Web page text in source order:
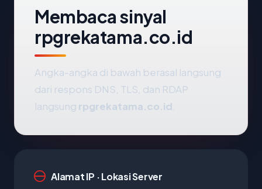
Membaca sinyal
rpgrekatama.co.id
Angka-angka di bawah berasal langsung
dari respons DNS, TLS, dan RDAP
langsung rpgrekatama.co.id
Alamat IP · Lokasi Server